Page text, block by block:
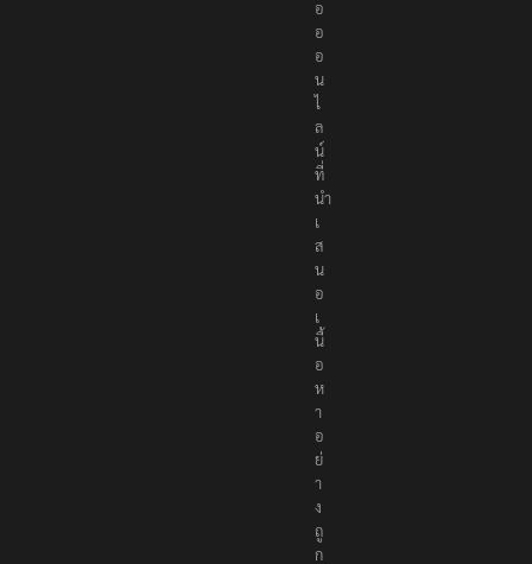
สื่
อ
อ
อ
น
ไ
ล
น์
ที่
นำ
เ
ส
น
อ
เ
นื้
อ
ห
า
อ
ย่
า
ง
ถู